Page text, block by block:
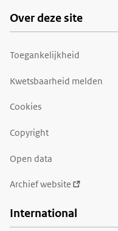
Over deze site
Toegankelijkheid
Kwetsbaarheid melden
Cookies
Copyright
Open data
Archief website
International